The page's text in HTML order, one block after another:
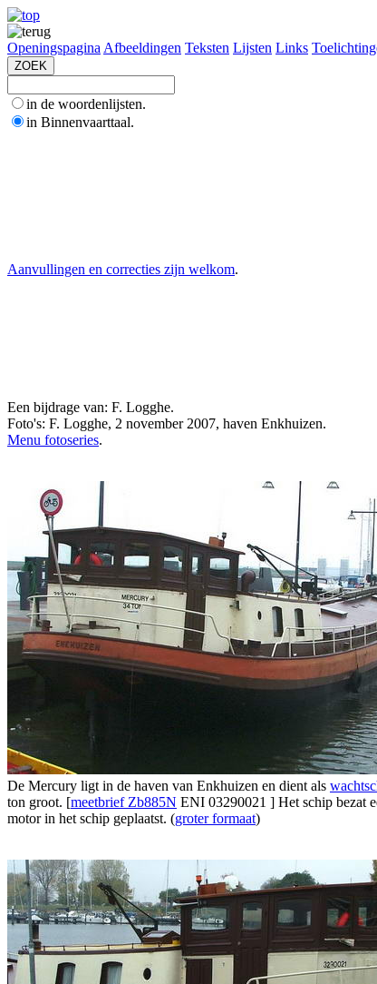
Openingspagina Afbeeldingen Teksten Lijsten Links
in de woordenlijsten.
in Binnenvaarttaal.
Aanvullingen en correcties zijn welkom.
Een bijdrage van: F. Logghe.
Foto's: F. Logghe, 2 november 2007, haven Enkhuizen.
Menu fotoseries.
De Mercury ligt in de haven van Enkhuizen en dient als
ton groot. [meetbrief Zb885N ENI 03290021 ] Het schip bezat
motor in het schip geplaatst. (groter formaat)